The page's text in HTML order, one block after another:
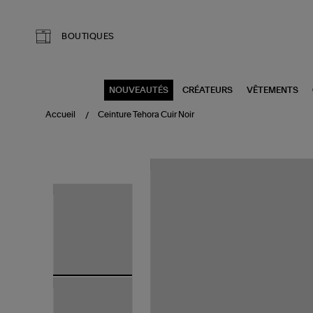
BOUTIQUES
NOUVEAUTÉS CRÉATEURS VÊTEMENTS
Accueil Ceinture Tehora Cuir Noir